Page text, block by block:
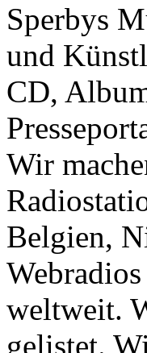
Sperbys
und
CD,
Wir
Belgien,
weltweit.
gelistet.